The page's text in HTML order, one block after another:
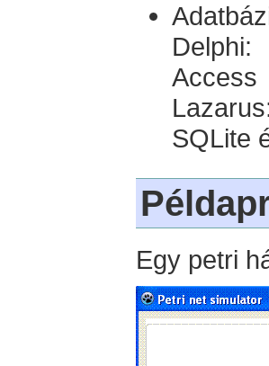
Access
SQLite
Egy petri